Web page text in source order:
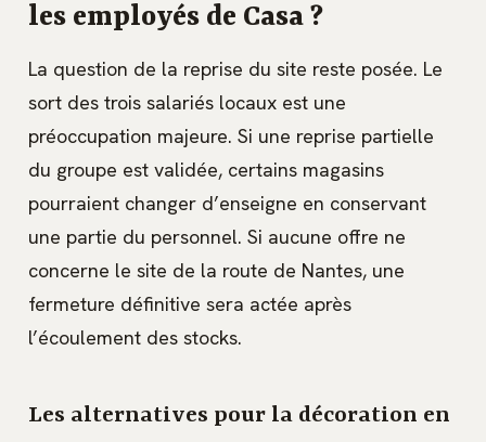
les employés de Casa ?
La question de la reprise du site reste posée. Le
sort des trois salariés locaux est une
préoccupation majeure. Si une reprise partielle
du groupe est validée, certains magasins
pourraient changer d’enseigne en conservant
une partie du personnel. Si aucune offre ne
concerne le site de la route de Nantes, une
fermeture définitive sera actée après
l’écoulement des stocks.
Les alternatives pour la décoration en